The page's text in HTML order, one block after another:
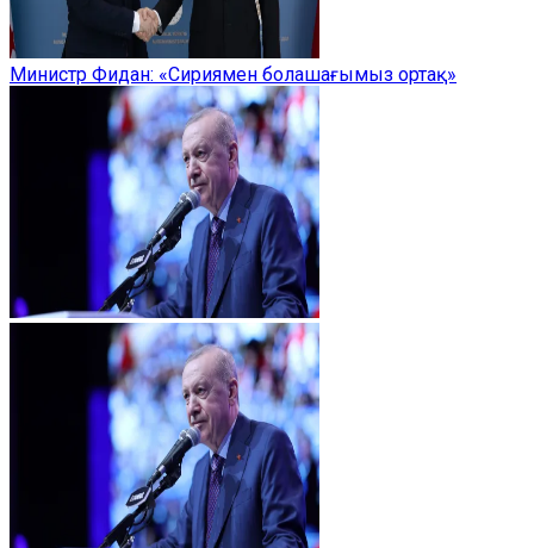
Министр Фидан: «Сириямен болашағымыз ортақ»